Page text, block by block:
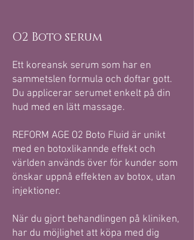
O2 Boto serum
Ett koreansk serum som har en
sammetslen formula och doftar gott.
Du applicerar serumet enkelt på din
hud med en lätt massage.
REFORM AGE O2 Boto Fluid är unikt
med en botoxlikannde effekt och
världen används över för kunder som
önskar uppnå effekten av botox, utan
injektioner.
När du gjort behandlingen på kliniken,
har du möjlighet att köpa med dig